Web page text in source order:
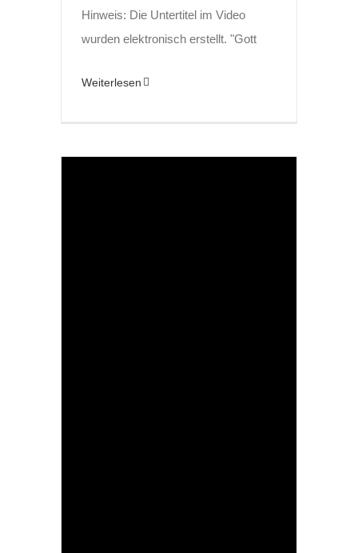
Hinweis: Die Untertitel im Video
wurden elektronisch erstellt. "Gott
Weiterlesen